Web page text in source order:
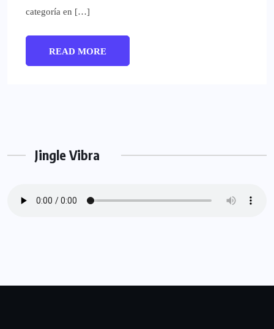
categoría en […]
READ MORE
Jingle Vibra